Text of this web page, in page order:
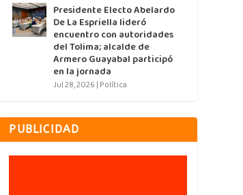
Presidente Electo Abelardo
De La Espriella lideró
encuentro con autoridades
del Tolima; alcalde de
Armero Guayabal participó
en la jornada
Jul 28, 2026 | Política
PUBLICIDAD